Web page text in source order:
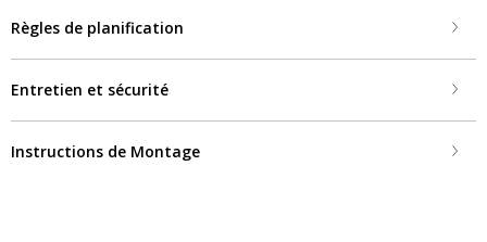
Règles de planification
Entretien et sécurité
Instructions de Montage